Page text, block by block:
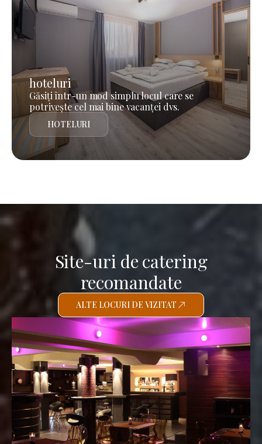
hoteluri
Găsiți într-un mod simplu locul care se
potrivește cel mai bine vacanței dvs.
HOTELURI
Site-uri de catering
recomandate
ALTE LOCURI DE VIZITAT